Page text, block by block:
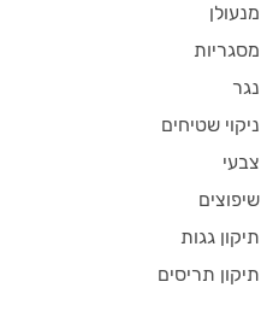
מנעולן
מסגריות
נגר
ניקוי שטיחים
צבעי
שיפוצים
תיקון גגות
תיקון תריסים